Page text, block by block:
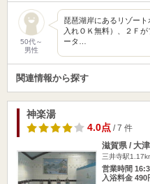
50代～
男性
琵琶湖岸にあるリゾー
入れＯＫ無料）、２Ｆ
ータ…
関連情報から探す
神楽湯
4.0点/ 7 件
滋賀県 / 大
三井寺駅
営業時間
入浴料金 490